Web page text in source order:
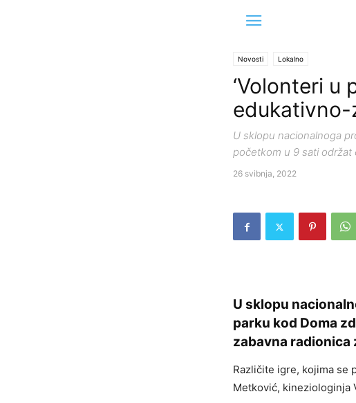
Novosti Lokalno
‘Volonteri u
edukativno-
U sklopu nacionalnoga
početkom u 9 sati održat
26 svibnja, 2022
U sklopu
parku kod Doma
zabavna radionica
Različite igre, kojima se
Metković, kineziologinja